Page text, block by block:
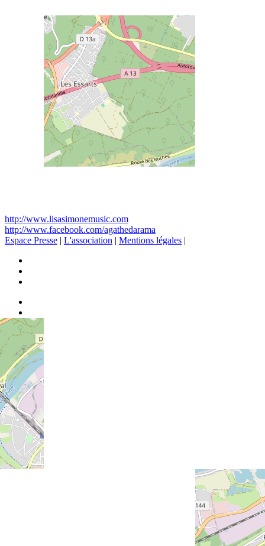
http://www.lisasimonemusic.com
http://www.facebook.com/agathedarama
Espace Presse | L'association | Mentions légales |